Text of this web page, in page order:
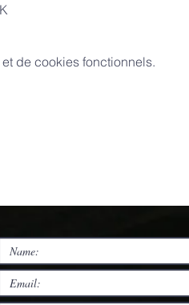
de cookies fonctionnels.